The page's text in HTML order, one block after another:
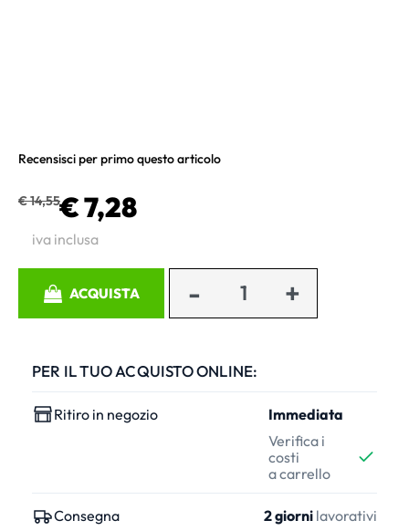
Recensisci per primo questo articolo
€ 14,55€ 7,28
iva inclusa
ACQUISTA
PER IL TUO ACQUISTO ONLINE:
Ritiro in negozio
Immediata
Verifica i
costi
a carrello
Consegna 2 giorni lavorativi